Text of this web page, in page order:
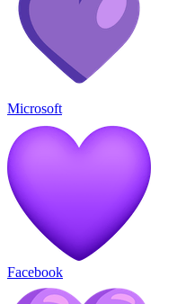
Microsoft
Facebook